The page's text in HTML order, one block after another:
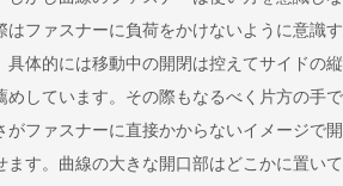
はファスナーに負荷をかけないように意識
具体的には移動中の開閉は控えてサイドの
めしています。その際もなるべく片方の手
がファスナーに直接かからないイメージで
ます。曲線の大きな開口部はどこかに置い